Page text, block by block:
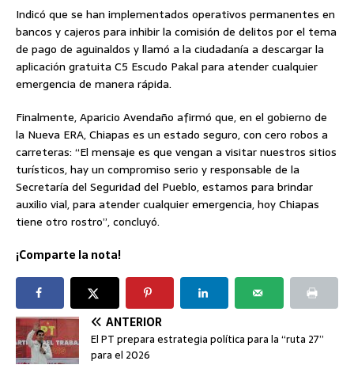
Indicó que se han implementados operativos permanentes en
bancos y cajeros para inhibir la comisión de delitos por el tema
de pago de aguinaldos y llamó a la ciudadanía a descargar la
aplicación gratuita C5 Escudo Pakal para atender cualquier
emergencia de manera rápida.
Finalmente, Aparicio Avendaño afirmó que, en el gobierno de
la Nueva ERA, Chiapas es un estado seguro, con cero robos a
carreteras: “El mensaje es que vengan a visitar nuestros sitios
turísticos, hay un compromiso serio y responsable de la
Secretaría del Seguridad del Pueblo, estamos para brindar
auxilio vial, para atender cualquier emergencia, hoy Chiapas
tiene otro rostro”, concluyó.
¡Comparte la nota!
ANTERIOR
El PT prepara estrategia política para la “ruta 27”
para el 2026